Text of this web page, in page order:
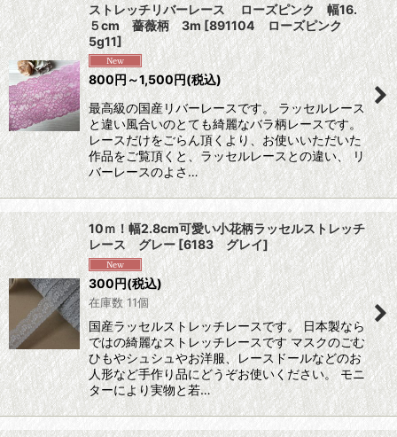
ストレッチリバーレース ローズピンク 幅16.
５cm 薔薇柄 3m [891104 ローズピンク
5g11]
800円 ～1,500円(税込)
最高級の国産リバーレースです。 ラッセルレース
と違い風合いのとても綺麗なバラ柄レースです。
レースだけをごらん頂くより、お使いいただいた
作品をご覧頂くと、ラッセルレースとの違い、 リ
バーレースのよさ…
10ｍ！幅2.8cm可愛い小花柄ラッセルストレッチ
レース グレー [6183 グレイ]
300円(税込)
在庫数 11個
国産ラッセルストレッチレースです。 日本製なら
ではの綺麗なストレッチレースです マスクのごむ
ひもやシュシュやお洋服、レースドールなどのお
人形など手作り品にどうぞお使いください。 モニ
ターにより実物と若…